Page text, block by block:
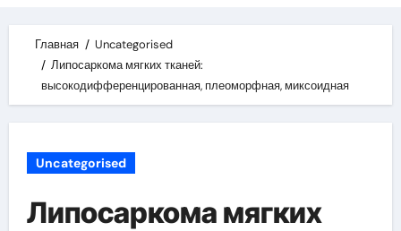
Главная
Uncategorised
Липосаркома мягких тканей:
высокодифференцированная, плеоморфная, миксоидная
Uncategorised
Липосаркома мягких